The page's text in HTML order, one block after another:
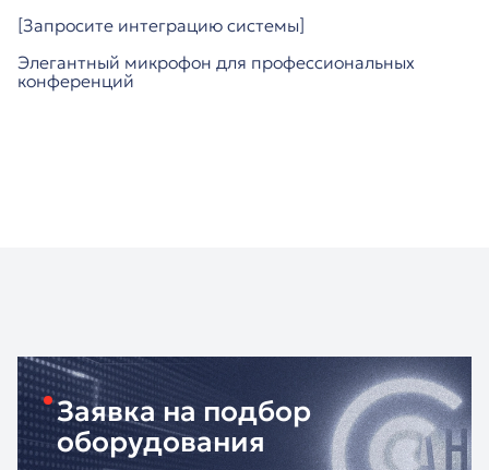
[Запросите интеграцию системы]
Элегантный микрофон для профессиональных
конференций
Заявка на подбор
оборудования